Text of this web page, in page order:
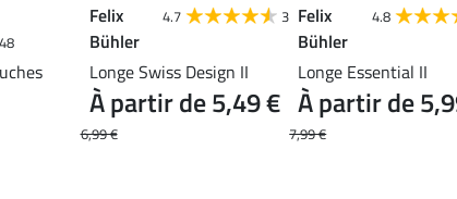
48
Felix
Bühler
4.7 3
Longe Swiss Design II
6,99 €
À partir de 5,49 €
Felix
Bühler
4.8
Longe Essential II
7,99 €
À partir de